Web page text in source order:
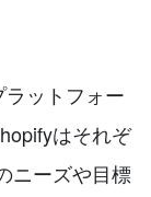
ットフォー
はそれぞ
ニーズや目標